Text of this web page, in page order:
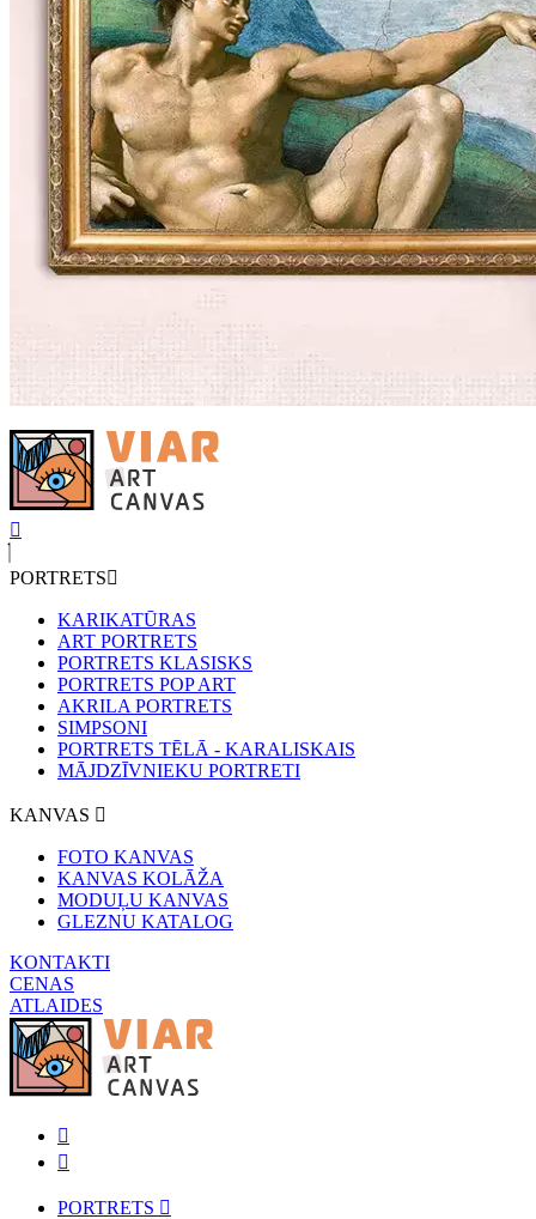
PORTRETS
KARIKATŪRAS
ART PORTRETS
PORTRETS KLASISKS
PORTRETS POP ART
AKRILA PORTRETS
SIMPSONI
PORTRETS TĒLĀ - KARALISKAIS
MĀJDZĪVNIEKU PORTRETI
KANVAS
FOTO KANVAS
KANVAS KOLĀŽA
MODUĻU KANVAS
GLEZNU KATALOG
KONTAKTI
CENAS
ATLAIDES
PORTRETS